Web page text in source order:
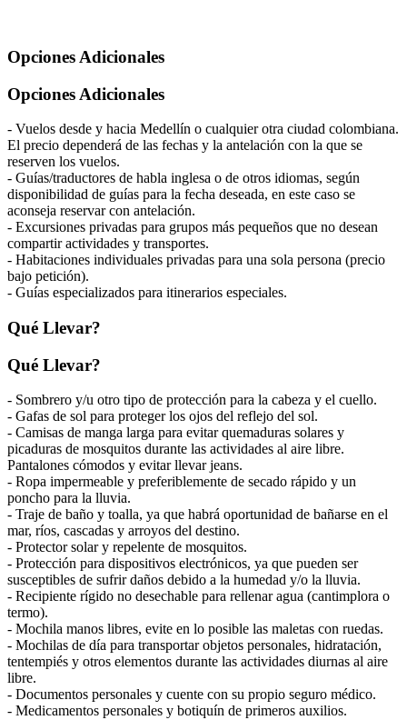
Opciones Adicionales
Opciones Adicionales
- Vuelos desde y hacia Medellín o cualquier otra ciudad colombiana.
El precio dependerá de las fechas y la antelación con la que se
reserven los vuelos.
- Guías/traductores de habla inglesa o de otros idiomas, según
disponibilidad de guías para la fecha deseada, en este caso se
aconseja reservar con antelación.
- Excursiones privadas para grupos más pequeños que no desean
compartir actividades y transportes.
- Habitaciones individuales privadas para una sola persona (precio
bajo petición).
- Guías especializados para itinerarios especiales.
Qué Llevar?
Qué Llevar?
- Sombrero y/u otro tipo de protección para la cabeza y el cuello.
- Gafas de sol para proteger los ojos del reflejo del sol.
- Camisas de manga larga para evitar quemaduras solares y
picaduras de mosquitos durante las actividades al aire libre.
Pantalones cómodos y evitar llevar jeans.
- Ropa impermeable y preferiblemente de secado rápido y un
poncho para la lluvia.
- Traje de baño y toalla, ya que habrá oportunidad de bañarse en el
mar, ríos, cascadas y arroyos del destino.
- Protector solar y repelente de mosquitos.
- Protección para dispositivos electrónicos, ya que pueden ser
susceptibles de sufrir daños debido a la humedad y/o la lluvia.
- Recipiente rígido no desechable para rellenar agua (cantimplora o
termo).
- Mochila manos libres, evite en lo posible las maletas con ruedas.
- Mochilas de día para transportar objetos personales, hidratación,
tentempiés y otros elementos durante las actividades diurnas al aire
libre.
- Documentos personales y cuente con su propio seguro médico.
- Medicamentos personales y botiquín de primeros auxilios.